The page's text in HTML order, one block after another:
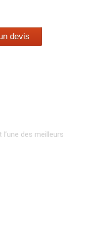
devis
l’une des meilleurs